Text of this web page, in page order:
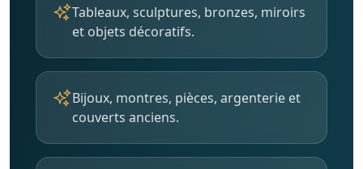
Tableaux, sculptures, bronzes, miroirs
et objets décoratifs.
Bijoux, montres, pièces, argenterie et
couverts anciens.